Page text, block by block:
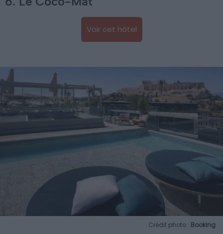
Voir cet hôtel
Crédit photo : Booking